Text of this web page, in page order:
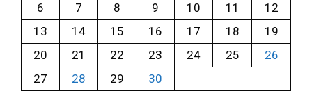
6
7 8 9 10 11
12
13
14 15 16 17 18
19
20
21 22 23 24 25
26
27
28 29 30